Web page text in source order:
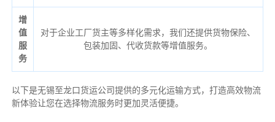
增
值
服
务
对于企业工厂货主等多样化需求，我们还提供货物保险、
包装加固、代收货款等增值服务。
以下是无锡至龙口货运公司提供的多元化运输方式，打造高效物流
新体验让您在选择物流服务时更加灵活便捷。